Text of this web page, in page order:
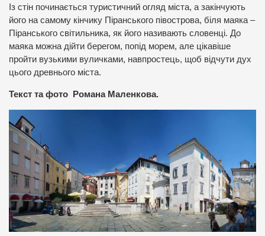
Із стін починається туристичний огляд міста, а закінчують
його на самому кінчику Піранського півострова, біля маяка –
Піранського світильника, як його називають словенці. До
маяка можна дійти берегом, попід морем, але цікавіше
пройти вузькими вуличками, навпростець, щоб відчути дух
цього древнього міста.
Текст та фото Романа Маленкова.